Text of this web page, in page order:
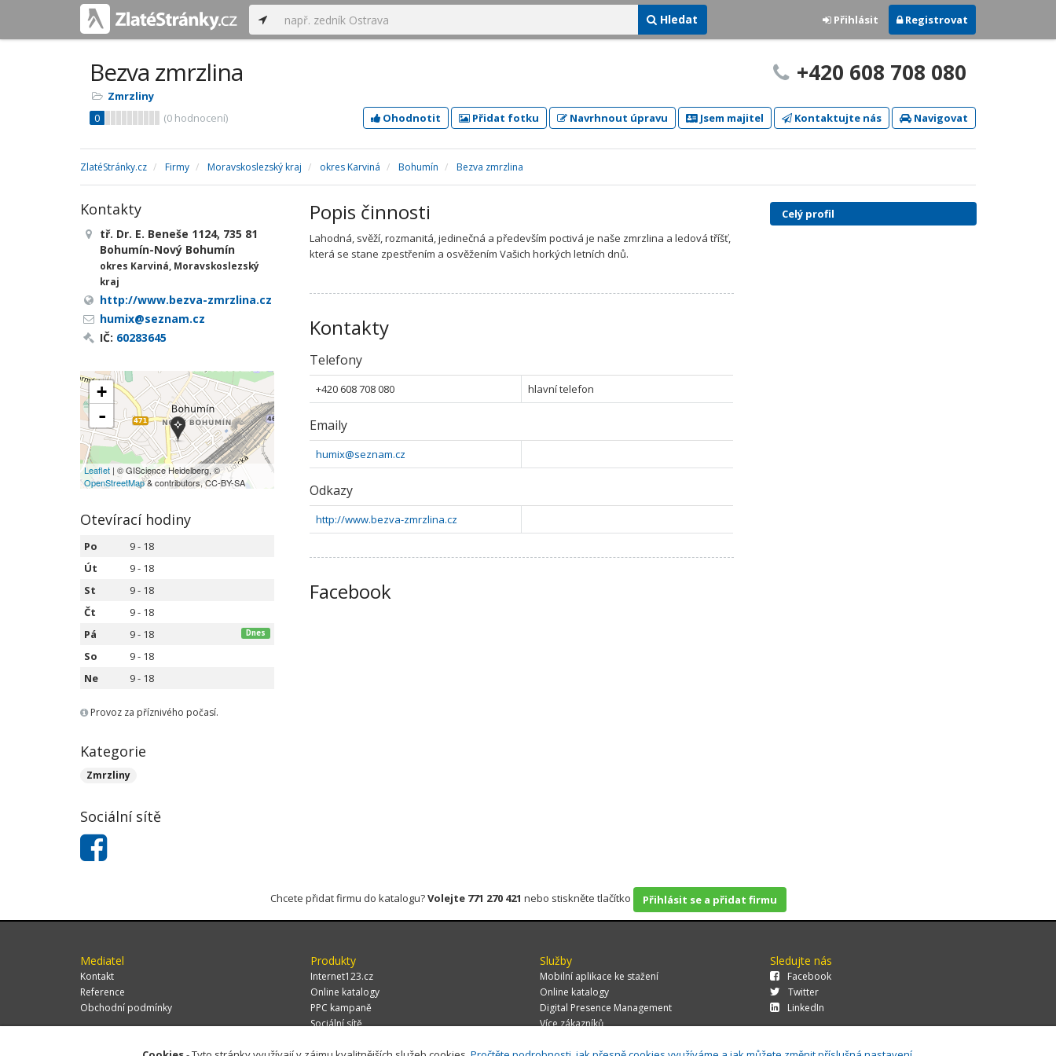
Hledat Přihlásit Registrovat
Bezva zmrzlina
Zmrzliny
0
(0 hodnocení)
+420 608 708 080
Ohodnotit Přidat fotku Navrhnout úpravu Jsem majitel Kontaktujte nás Navigovat
ZlatéStránky.cz Firmy Moravskoslezský kraj okres Karviná Bohumín Bezva zmrzlina
Popis činnosti
Lahodná, svěží, rozmanitá, jedinečná a především poctivá je naše zmrzlina a ledová tříšť,
která se stane zpestřením a osvěžením Vašich horkých letních dnů.
Kontakty
Telefony
+420 608 708 080 hlavní telefon
Emaily
humix@seznam.cz
Odkazy
http://www.bezva-zmrzlina.cz
Facebook
Kontakty
tř. Dr. E. Beneše 1124, 735 81
Bohumín-Nový Bohumín
okres Karviná, Moravskoslezský
kraj
http://www.bezva-zmrzlina.cz
humix@seznam.cz
IČ: 60283645
+
-
Leaflet | © GIScience Heidelberg, ©
OpenStreetMap& contributors, CC-BY-SA
Otevírací hodiny
Po
9 - 18
Út
9 - 18
St
9 - 18
Čt
9 - 18
Pá
9 - 18 Dnes
So
9 - 18
Ne
9 - 18
Provoz za příznivého počasí.
Kategorie
Zmrzliny
Sociální sítě
Celý profil
Chcete přidat firmu do katalogu?Volejte 771 270 421 nebo stiskněte tlačítko Přihlásit se a přidat firmu
Mediatel
Kontakt
Reference
Obchodní podmínky
Produkty
Internet123.cz
Online katalogy
PPC kampaně
Sociální sítě
Služby
Mobilní aplikace ke stažení
Online katalogy
Digital Presence Management
Více zákazníků
Sledujte nás
Facebook
Twitter
LinkedIn